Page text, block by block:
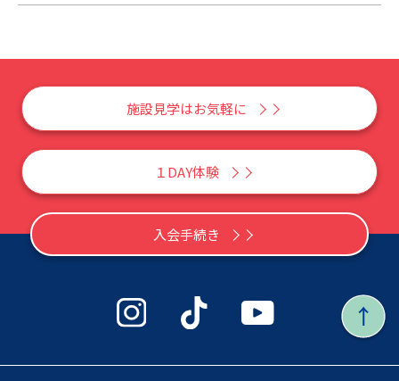
施設見学はお気軽に
１DAY体験
入会手続き